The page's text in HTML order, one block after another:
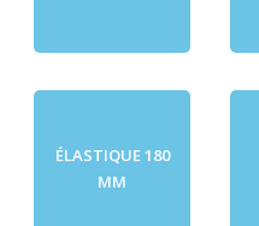
ÉLASTIQUE 180
MM